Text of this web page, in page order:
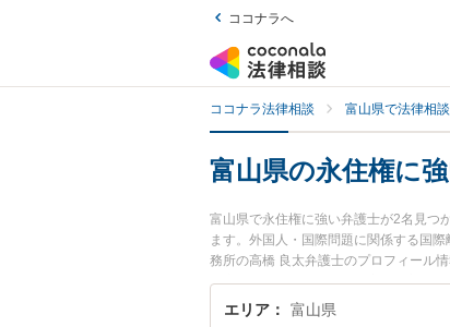
ココナラへ
ココナラ法律相談 富山県で法律相
富山県の永住権に
富山県で永住権に強い弁護士が2名見つ
ます。外国人・国際問題に関係する国
務所の高橋 良太弁護士のプロフィール
『永住権のトラブル解決の実績豊富な
すすめです。
エリア 富山県